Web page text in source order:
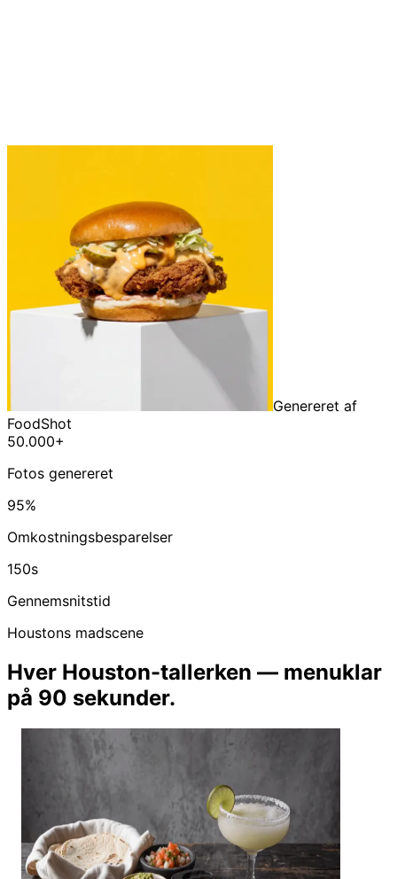
Genereret af
FoodShot
50.000+
Fotos genereret
95%
Omkostningsbesparelser
150s
Gennemsnitstid
Houstons madscene
Hver Houston-tallerken — menuklar
på 90 sekunder.